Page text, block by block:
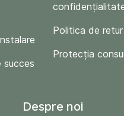
succes
Politica de
Protecția
Despre noi